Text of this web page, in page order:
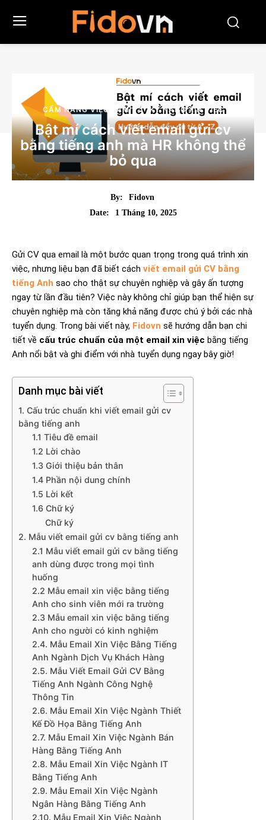
CẨM NANG VIỆC LÀM KỸ NĂNG XIN VIỆC
Bật mí cách viết email gửi cv
bằng tiếng anh mà HR không thể
bỏ qua
By:
Fidovn
Date:
1 Tháng 10, 2025
Gửi CV qua email là một bước quan trọng trong quá trình xin
việc, nhưng liệu bạn đã biết cách viết email gửi CV bằng
tiếng Anh sao cho thật sự chuyên nghiệp và gây ấn tượng
ngay từ lần đầu tiên? Việc này không chỉ giúp bạn thể hiện sự
chuyên nghiệp mà còn tăng khả năng được chú ý bởi các nhà
tuyển dụng. Trong bài viết này, Fidovn sẽ hướng dẫn bạn chi
tiết về cấu trúc chuẩn của một email xin việc bằng tiếng
Anh nổi bật và ghi điểm với nhà tuyển dụng ngay bây giờ!
Danh mục bài viết
1. Cấu trúc chuẩn khi viết email gửi cv
bằng tiếng anh
1.1 Tiêu đề email
1.2 Lời chào
1.3 Giới thiệu bản thân
1.4 Phần nội dung chính
1.5 Lời kết
1.6 Chữ ký
Chữ ký
2. Mẫu viết email gửi cv bằng tiếng anh
2.1 Mẫu viết email gửi cv bằng tiếng
anh dùng được trong mọi tình
huống
2.2 Mẫu email xin việc bằng tiếng
Anh cho sinh viên mới ra trường
2.3 Mẫu email xin việc bằng tiếng
Anh cho người có kinh nghiệm
2.4. Mẫu Email Xin Việc Bằng Tiếng
Anh Ngành Dịch Vụ Khách Hàng
2.5. Mẫu Viết Email Gửi CV Bằng
Tiếng Anh Ngành Công Nghệ
Thông Tin
2.6. Mẫu Email Xin Việc Ngành Thiết
Kế Đồ Họa Bằng Tiếng Anh
2.7. Mẫu Email Xin Việc Ngành Bán
Hàng Bằng Tiếng Anh
2.8. Mẫu Email Xin Việc Ngành IT
Bằng Tiếng Anh
2.9. Mẫu Email Xin Việc Ngành
Ngân Hàng Bằng Tiếng Anh
2.10. Mẫu Email Xin Việc Ngành